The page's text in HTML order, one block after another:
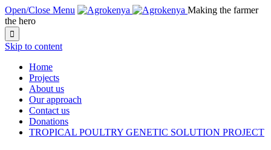
Open/Close Menu
Making the farmer
the hero

Skip to content
Home
Projects
About us
Our approach
Contact us
Donations
TROPICAL POULTRY GENETIC SOLUTION PROJECT